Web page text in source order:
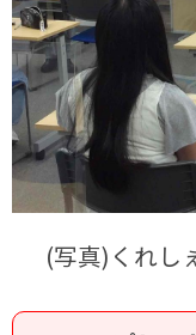
(写真)くれし